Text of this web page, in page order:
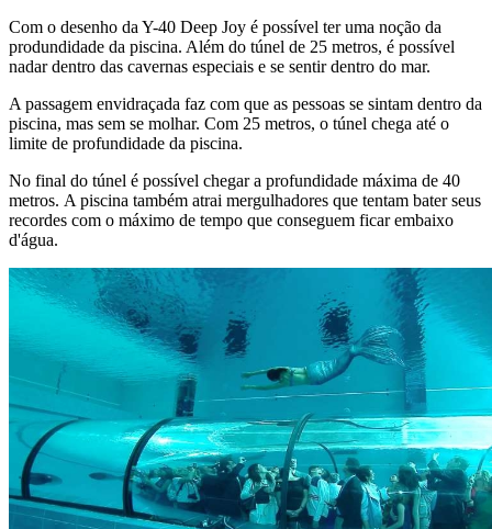
Com o desenho da Y-40 Deep Joy é possível ter uma noção da
produndidade da piscina. Além do túnel de 25 metros, é possível
nadar dentro das cavernas especiais e se sentir dentro do mar.
A passagem envidraçada faz com que as pessoas se sintam dentro da
piscina, mas sem se molhar. Com 25 metros, o túnel chega até o
limite de profundidade da piscina.
No final do túnel é possível chegar a profundidade máxima de 40
metros. A piscina também atrai mergulhadores que tentam bater seus
recordes com o máximo de tempo que conseguem ficar embaixo
d'água.